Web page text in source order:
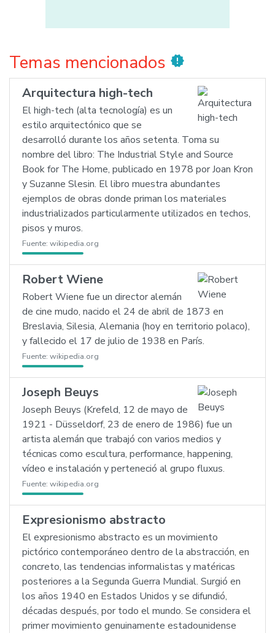
Temas mencionados new_releases
Arquitectura high-tech
El high-tech (alta tecnología) es un
estilo arquitectónico que se
desarrolló durante los años setenta. Toma su
nombre del libro: The Industrial Style and Source
Book for The Home, publicado en 1978 por Joan Kron
y Suzanne Slesin. El libro muestra abundantes
ejemplos de obras donde priman los materiales
industrializados particularmente utilizados en techos,
pisos y muros.
Fuente: wikipedia.org
Robert Wiene
Robert Wiene fue un director alemán
de cine mudo, nacido el 24 de abril de 1873 en
Breslavia, Silesia, Alemania (hoy en territorio polaco),
y fallecido el 17 de julio de 1938 en París.
Fuente: wikipedia.org
Joseph Beuys
Joseph Beuys (Krefeld, 12 de mayo de
1921 - Düsseldorf, 23 de enero de 1986) fue un
artista alemán que trabajó con varios medios y
técnicas como escultura, performance, happening,
vídeo e instalación y perteneció al grupo fluxus.
Fuente: wikipedia.org
Expresionismo abstracto
El expresionismo abstracto es un movimiento
pictórico contemporáneo dentro de la abstracción, en
concreto, las tendencias informalistas y matéricas
posteriores a la Segunda Guerra Mundial. Surgió en
los años 1940 en Estados Unidos y se difundió,
décadas después, por todo el mundo. Se considera el
primer movimiento genuinamente estadounidense